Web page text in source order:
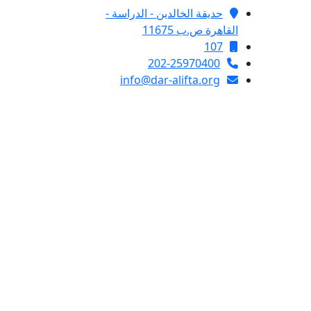
حديقة الخالدين - الدراسة -
القاهرة ص.ب 11675
107
202-25970400
info@dar-alifta.org